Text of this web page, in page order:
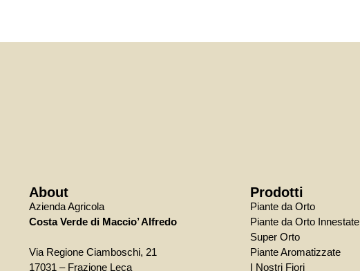
About
Azienda Agricola
Costa Verde di Maccio’ Alfredo
Via Regione Ciamboschi, 21
17031 – Frazione Leca
Prodotti
Piante da Orto
Piante da Orto Innestate
Super Orto
Piante Aromatizzate
I Nostri Fiori